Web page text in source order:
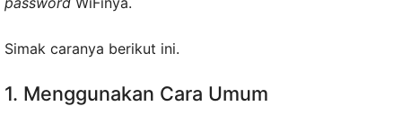
Simak caranya berikut ini.
1. Menggunakan Cara Umum